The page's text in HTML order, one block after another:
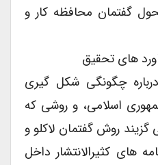
گفتمان محافظه کار و
های تحقیق
چگونگی شکل گیری
اسلامی، و روشی که
روش گفتمان لاکلو و
های کثیرالانتشار داخل